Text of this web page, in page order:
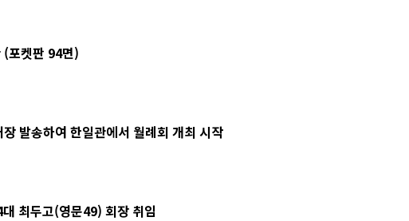
(포켓판 94면)
발송하여 한일관에서 월례회 개최 시작
최두고(영문49) 회장 취임